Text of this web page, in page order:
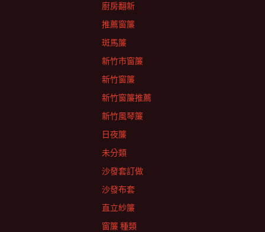
廚房翻新
推薦窗簾
斑馬簾
新竹市窗簾
新竹窗簾
新竹窗簾推薦
新竹風琴簾
日夜簾
未分類
沙發套訂做
沙發布套
直立紗簾
窗簾 種類